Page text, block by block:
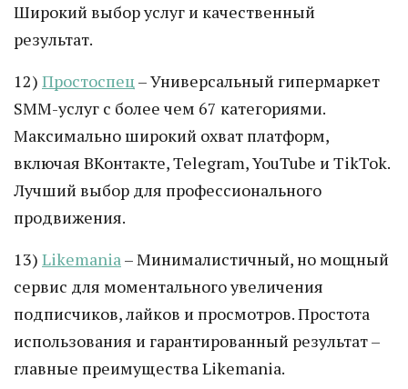
Широкий выбор услуг и качественный
результат.
12) Простоспец– Универсальный гипермаркет
SMM-услуг с более чем 67 категориями.
Максимально широкий охват платформ,
включая ВКонтакте, Telegram, YouTube и TikTok.
Лучший выбор для профессионального
продвижения.
13) Likemania– Минималистичный, но мощный
сервис для моментального увеличения
подписчиков, лайков и просмотров. Простота
использования и гарантированный результат –
главные преимущества Likemania.